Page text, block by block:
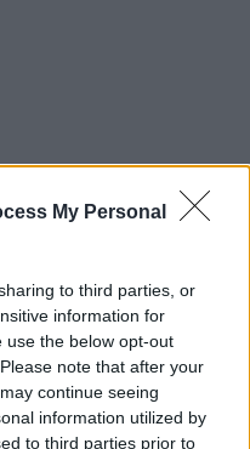
My Personal
to third parties, or
information for
use the below opt-out
note that after your
continue seeing
information utilized by
to third parties prior to